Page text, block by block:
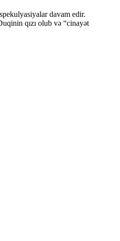
davam edir.
qızı olub və “cinayət